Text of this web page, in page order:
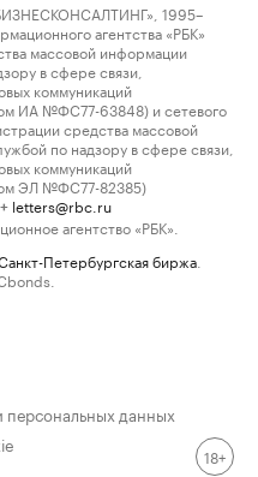
1995–
агентства «РБК»
массовой информации
в сфере связи,
коммуникаций
ИА №ФС77-63848) и сетевого
средства массовой
по надзору в сфере связи,
коммуникаций
ЭЛ №ФС77-82385)
letters@rbc.ru
агентство «РБК».
Петербургская биржа
данных
18+